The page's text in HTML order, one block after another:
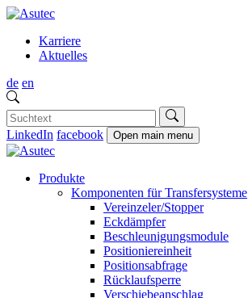
Karriere
Aktuelles
de en
LinkedIn facebook Open main menu
Produkte
Komponenten für Transfersysteme
Vereinzeler/Stopper
Eckdämpfer
Beschleunigungsmodule
Positioniereinheit
Positionsabfrage
Rücklaufsperre
Verschiebeanschlag